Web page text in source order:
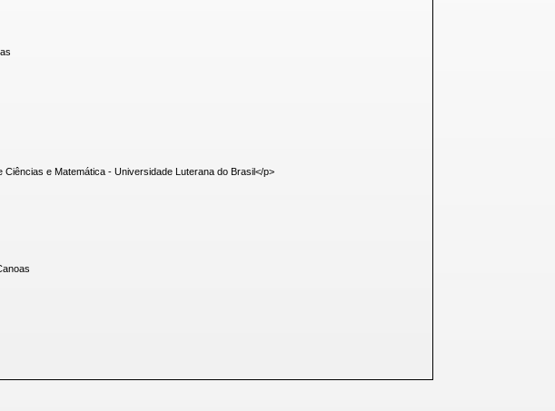
e Matemática - Universidade Luterana do Brasil</p>